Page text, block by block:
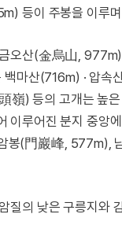
등이 주봉을 이루
오산(金烏山,
백마산(716m) · 압속
嶺) 등의 고개는 높
이루어진 분지 중앙
봉(門巖峰, 577m),
질의 낮은 구릉지와